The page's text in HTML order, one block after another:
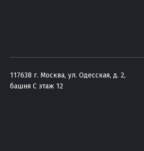
117638 г. Москва, ул. Одесская, д. 2,
башня C этаж 12